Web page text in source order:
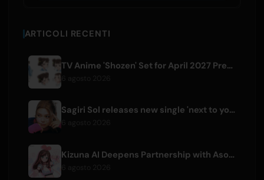
ARTICOLI RECENTI
TV Anime 'Shozen' Set for April 2027 Premiere on Fuji TV
Sagiri Sol releases new single 'next to your love' after hiatus
Kizuna AI Deepens Partnership with Asobisystem Ahead of 10th Anniversary World Tour